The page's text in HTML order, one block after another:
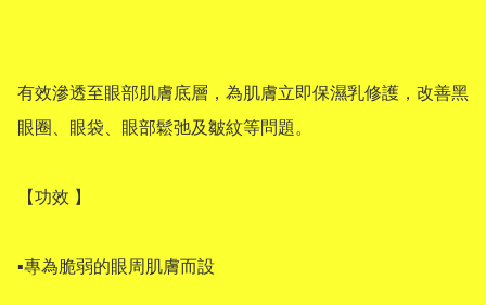
有效滲透至眼部肌膚底層，為肌膚立即保濕乳修護，改善黑
眼圈、眼袋、眼部鬆弛及皺紋等問題。
【功效 】
▪專為脆弱的眼周肌膚而設